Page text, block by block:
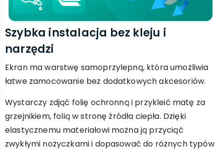
Szybka instalacja bez kleju i
narzędzi
Ekran ma warstwę samoprzylepną, która umożliwia
łatwe zamocowanie bez dodatkowych akcesoriów.
Wystarczy zdjąć folię ochronną i przykleić matę za
grzejnikiem, folią w stronę źródła ciepła. Dzięki
elastycznemu materiałowi można ją przyciąć
zwykłymi nożyczkami i dopasować do różnych typów